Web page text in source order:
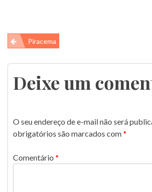
Navegação
de
Post
Piracema
Deixe um
O seu endereço de e-mail não será
obrigatórios são marcados com*
Comentário *